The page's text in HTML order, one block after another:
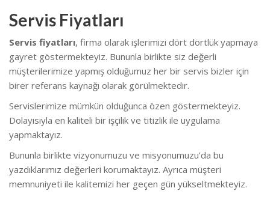
Servis Fiyatları
Servis fiyatları, firma olarak işlerimizi dört dörtlük yapmaya
gayret göstermekteyiz. Bununla birlikte siz değerli
müşterilerimize yapmış olduğumuz her bir servis bizler için
birer referans kaynağı olarak görülmektedir.
Servislerimize mümkün olduğunca özen göstermekteyiz.
Dolayısıyla en kaliteli bir işçilik ve titizlik ile uygulama
yapmaktayız.
Bununla birlikte vizyonumuzu ve misyonumuzu’da bu
yazdıklarımız değerleri korumaktayız. Ayrıca müşteri
memnuniyeti ile kalitemizi her geçen gün yükseltmekteyiz.